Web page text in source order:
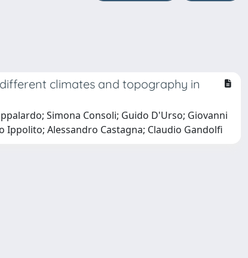
climates and topography in
Simona Consoli; Guido D'Urso; Giovanni
Ippolito; Alessandro Castagna; Claudio Gandolfi